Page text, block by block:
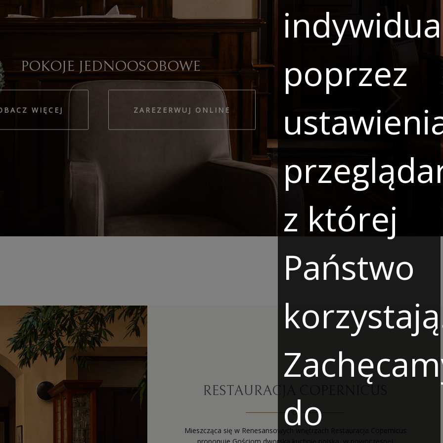
POKOJE DWUOSOBOWE
WIĘCEJ ZAREZERWUJ ONLINE
RESTAURACJA COPERNICUS
Mieszcząca się w Renesansowych wnętrzach Restauracja Copernicus
proponuje Gościom dworską kuchnię polską, w nowoczesnej
poprzez
z której
Państwo
do